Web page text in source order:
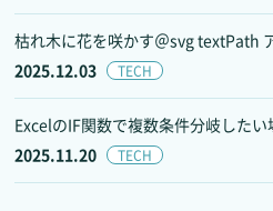
2025.12.03 TECH
枯れ木に花を咲かす＠svg textPath
2025.11.20 TECH
ExcelのIF関数で複数条件分岐した